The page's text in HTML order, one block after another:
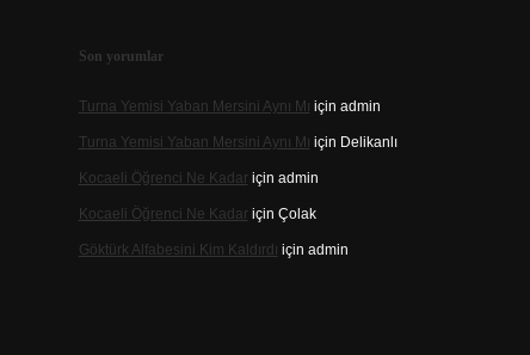
Son yorumlar
Turna Yemisi Yaban Mersini Aynı Mı için admin
Turna Yemisi Yaban Mersini Aynı Mı için Delikanlı
Kocaeli Öğrenci Ne Kadariçin admin
Kocaeli Öğrenci Ne Kadariçin Çolak
Göktürk Alfabesini Kim Kaldırdı için admin